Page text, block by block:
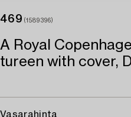
469 (1589396)
A Royal
tureen with cover,
Vasarahinta